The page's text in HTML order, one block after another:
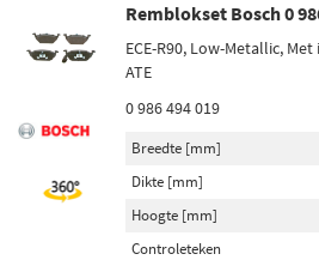
Remblokset Bosch 0
ECE-R90, Low-Metallic,
ATE
0 986 494 019
Breedte [mm]
Dikte [mm]
Hoogte [mm]
Controleteken